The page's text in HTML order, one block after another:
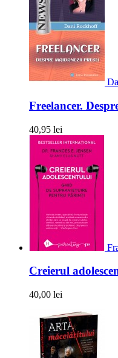
Freelancer.
40,95 lei
Creierul
40,00 lei